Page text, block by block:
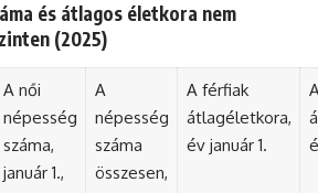
és átlagos életkora nem
(2025)
A női
népesség
száma,
január 1.,
A
népesség
száma
összesen,
A férfiak
átlagéletkora,
év január 1.